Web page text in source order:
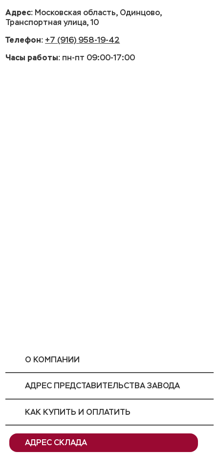
Адрес: Московская область, Одинцово,
Транспортная улица, 10
Телефон: +7 (916) 958-19-42
Часы работы: пн-пт 09:00-17:00
О КОМПАНИИ
АДРЕС ПРЕДСТАВИТЕЛЬСТВА ЗАВОДА
КАК КУПИТЬ И ОПЛАТИТЬ
АДРЕС СКЛАДА